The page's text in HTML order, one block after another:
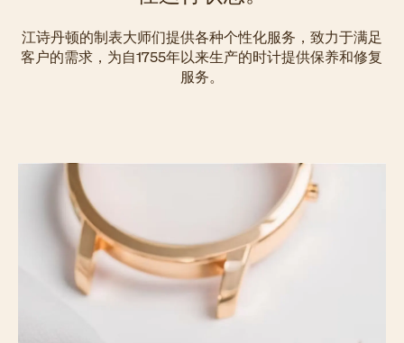
江诗丹顿的制表大师们提供各种个性化服务，致力于满足
客户的需求，为自1755年以来生产的时计提供保养和修复
服务。